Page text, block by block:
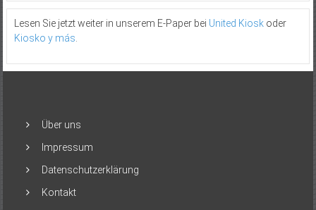
Lesen Sie jetzt weiter in unserem E-Paper bei United Kioskoder
Kiosko y más
Über uns
Impressum
Datenschutzerklärung
Kontakt